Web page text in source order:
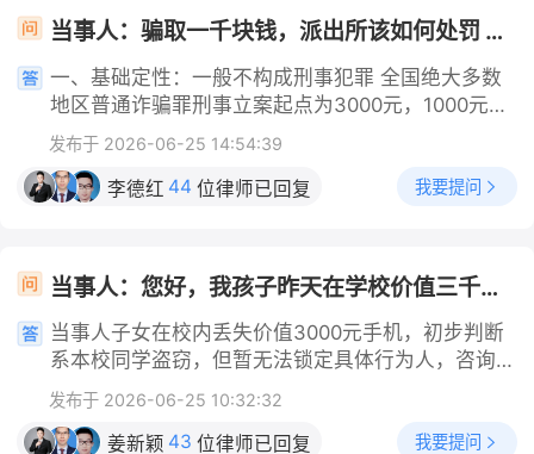
索进行查询。
从轻，无法规避六个月暂扣驾驶证。暂扣期满后，需
参加满分学习并通过科目一考试，方可取回驾驶证。
提醒：任何试图伪造证据、托关系减免扣证的行为，
会构成妨害执法，面临拘留、加重处罚等后果。
自诉，由法院审判后判处对方管制、拘役或是有期徒
民个人信息相关的刑责。 最后，补充配套的民事约
束手段。即便核心诉求以追责为主，可同步提起民事
诉讼，请求法院判令对方公开赔礼道歉、删除所有侵
权内容、停止继续散播言论与隐私，用司法判决固定
对方的过错，防止侵权行为反复发生。
定为十级伤残。3根骨折本身未达此门槛。 例外情
形：若3根骨折导致以下情况，仍可能评残： 合并血
气胸、肺挫伤等严重并发症，影响呼吸功能； 骨折
后遗1处以上畸形愈合，且经鉴定机构认定影响胸廓
但严重程度被综合考量。 二、实操建议与维权路径
完整保存医疗证据：包括CT片、X光报告、诊断证
明、手术记录及复查资料，这些是鉴定机构判断骨折
定，避免因过早鉴定导致结果偏低。 委托有资质机
论才被法院或保险公司认可。 同步主张其他赔偿项
目：即使未构成伤残，仍可依法主张医疗费、误工
费、护理费、营养费、交通费等实际损失。 三、风
险提示 避免自行判断或轻信非专业意见：部分机构
当事人：骗取一千块钱，派出所该如何处罚 帮问助手：诈骗者是个人还是单位？ 当事人：个人 帮问助手：诈骗者年龄多大？ 当事人：18岁以上
一、基础定性：一般不构成刑事犯罪 全国绝大多数
地区普通诈骗罪刑事立案起点为3000元，1000元未
达到“数额较大”标准，常规按治安违法受理处理。
（一）治安行政处罚（《治安管理处罚法》第四十九
条） 1. 普通情节 处5日以上10日以下拘留，可以并
下拘留，可以并处1000元以下罚款。 （二）特殊情
形：可能转为刑事追责（⚠️重点例外） 满足以下任
一情形，即便单笔仅1000元，公安机关可刑事立案
追究诈骗罪： 1. 多次诈骗：3个月内实施3次及以上
人、未成年人、丧失劳动能力人财物； 3. 其他恶劣
情节：曾因诈骗受过处罚、以救灾/扶贫名义诈骗、
发布于 2026-06-25 14:54:39
李德红 44 位律师已回复 我要提问
当事人：您好，我孩子昨天在学校价值三千的手机被偷了，我该怎么办 帮问助手：知道是校内谁偷的吗 当事人：同学 帮问助手：能确定是哪个同学吗 当事人：不确定
当事人子女在校内丢失价值3000元手机，初步判断
系本校同学盗窃，但暂无法锁定具体行为人，咨询完
整处理流程与维权方式。涉案手机价值已达到多数地
区盗窃罪“数额较大”刑事立案标准，可同步开展校内
排查与公安报案两项工作。 第一时间向班主任、学
发布于 2026-06-25 10:32:32
姜新颖 43 位律师已回复 我要提问